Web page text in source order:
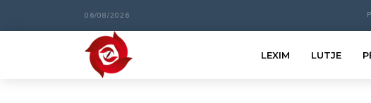
06/08/2026
LEXIM LUTJE